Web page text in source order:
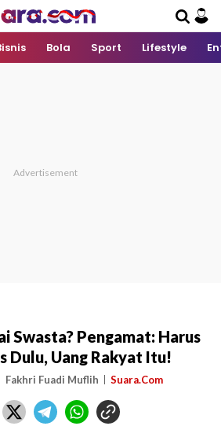
Bola Sport Lifestyle
Swasta? Pengamat: Harus
Dulu, Uang Rakyat Itu!
Fakhri Fuadi Muflih Suara.Com